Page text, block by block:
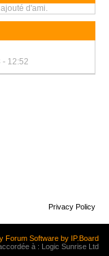
d'ami.
- 12:52
Privacy Policy
Forum Software by IP.Board
à : Logic Sunrise Ltd